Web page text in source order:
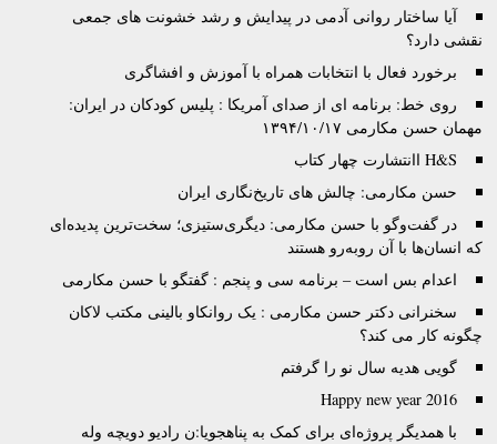
آیا ساختار روانی آدمی در پیدایش و رشد خشونت های جمعی
نقشی دارد؟
برخورد فعال با انتخابات همراه با آموزش و افشاگری
روی خط: برنامه ای از صدای آمریکا : پلیس کودکان در ایران:
مهمان حسن مکارمی ۱۳۹۴/۱۰/۱۷
H&S اانتشارت چهار کتاب
حسن مکارمی: چالش های تاریخ‌نگاری ایران
در گفت‌وگو با حسن مکارمی: دیگری‌ستیزی؛ سخت‌ترین پدیده‌ای
که انسان‌ها با آن روبه‌رو هستند
اعدام بس است – برنامه سی و پنجم : گفتگو با حسن مکارمی
سخنرانی دکتر حسن مکارمی : یک روانکاو بالینی مکتب لاکان
چگونه کار می کند؟
گویی هدیه سال نو را گرفتم
Happy new year 2016
با همدیگر پروژه‌‌ای برای کمک به پناهجویا:ن رادیو دویچه وله